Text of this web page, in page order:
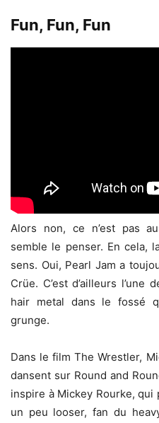
Fun, Fun, Fun
Alors non, ce n’est pas
semble le penser. En cela,
sens. Oui, Pearl Jam a
Crüe. C’est d’ailleurs
hair metal dans le fossé
grunge.
Dans le film The Wrestler,
dansent sur Round and
inspire à Mickey Rourke,
un peu looser, fan du